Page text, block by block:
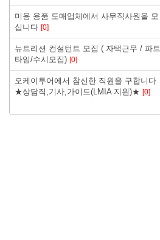
미용 용품 도매업체에서 사무직사원을 모
십니다 [0]
뉴트리션 컨설턴트 모집 ( 자택근무 / 파트
타임/수시모집) [0]
오케이투어에서 참신한 직원을 구합니다
★상담직,기사,가이드(LMIA 지원)★ [0]